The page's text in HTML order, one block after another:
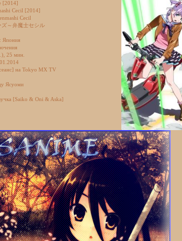
[2014]
Cecil [2014]
Cecil
～弁魔士セシル
Япония
25 мин.
на Tokyo MX TV
Ясуоми
[Saiko & Oni & Aska]